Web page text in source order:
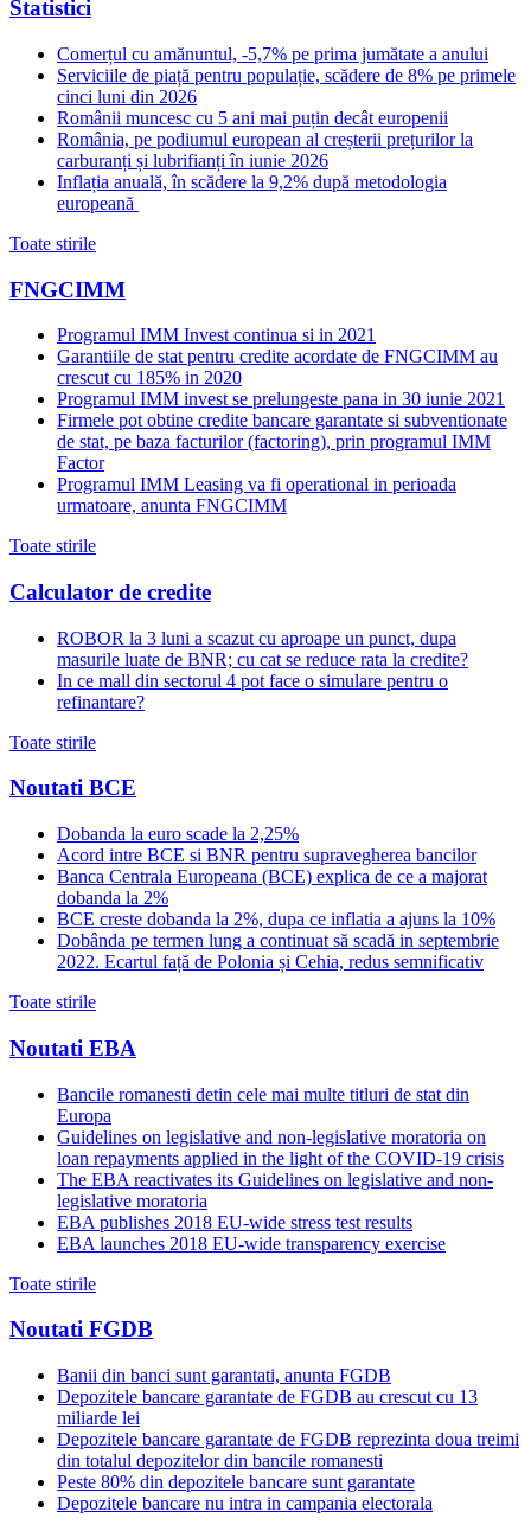
Statistici
Comerțul cu amănuntul, -5,7% pe prima jumătate a anului
Serviciile de piață pentru populație, scădere de 8% pe primele
cinci luni din 2026
Românii muncesc cu 5 ani mai puțin decât europenii
România, pe podiumul european al creșterii prețurilor la
carburanți și lubrifianți în iunie 2026
Inflația anuală, în scădere la 9,2% după metodologia
europeană
Toate stirile
FNGCIMM
Programul IMM Invest continua si in 2021
Garantiile de stat pentru credite acordate de FNGCIMM au
crescut cu 185% in 2020
Programul IMM invest se prelungeste pana in 30 iunie 2021
Firmele pot obtine credite bancare garantate si subventionate
de stat, pe baza facturilor (factoring), prin programul IMM
Factor
Programul IMM Leasing va fi operational in perioada
urmatoare, anunta FNGCIMM
Toate stirile
Calculator de credite
ROBOR la 3 luni a scazut cu aproape un punct, dupa
masurile luate de BNR; cu cat se reduce rata la credite?
In ce mall din sectorul 4 pot face o simulare pentru o
refinantare?
Toate stirile
Noutati BCE
Dobanda la euro scade la 2,25%
Acord intre BCE si BNR pentru supravegherea bancilor
Banca Centrala Europeana (BCE) explica de ce a majorat
dobanda la 2%
BCE creste dobanda la 2%, dupa ce inflatia a ajuns la 10%
Dobânda pe termen lung a continuat să scadă in septembrie
2022. Ecartul față de Polonia și Cehia, redus semnificativ
Toate stirile
Noutati EBA
Bancile romanesti detin cele mai multe titluri de stat din
Europa
Guidelines on legislative and non-legislative moratoria on
loan repayments applied in the light of the COVID-19 crisis
The EBA reactivates its Guidelines on legislative and non-
legislative moratoria
EBA publishes 2018 EU-wide stress test results
EBA launches 2018 EU-wide transparency exercise
Toate stirile
Noutati FGDB
Banii din banci sunt garantati, anunta FGDB
Depozitele bancare garantate de FGDB au crescut cu 13
miliarde lei
Depozitele bancare garantate de FGDB reprezinta doua treimi
din totalul depozitelor din bancile romanesti
Peste 80% din depozitele bancare sunt garantate
Depozitele bancare nu intra in campania electorala